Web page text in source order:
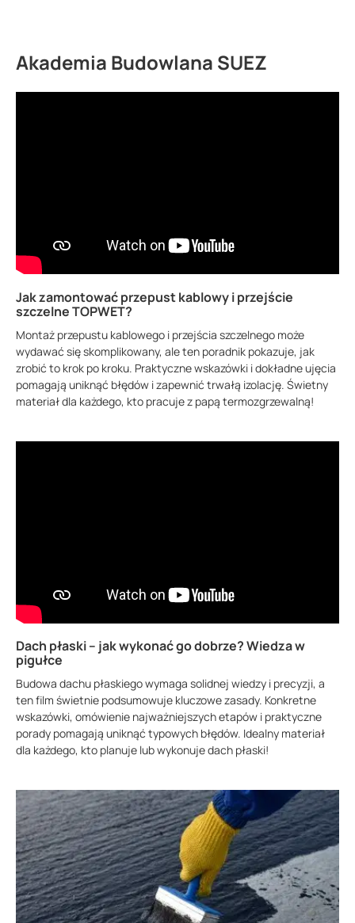
Akademia Budowlana SUEZ
Jak zamontować przepust kablowy i przejście
szczelne TOPWET?
Montaż przepustu kablowego i przejścia szczelnego może
wydawać się skomplikowany, ale ten poradnik pokazuje, jak
zrobić to krok po kroku. Praktyczne wskazówki i dokładne ujęcia
pomagają uniknąć błędów i zapewnić trwałą izolację. Świetny
materiał dla każdego, kto pracuje z papą termozgrzewalną!
Dach płaski – jak wykonać go dobrze? Wiedza w
pigułce
Budowa dachu płaskiego wymaga solidnej wiedzy i precyzji, a
ten film świetnie podsumowuje kluczowe zasady. Konkretne
wskazówki, omówienie najważniejszych etapów i praktyczne
porady pomagają uniknąć typowych błędów. Idealny materiał
dla każdego, kto planuje lub wykonuje dach płaski!